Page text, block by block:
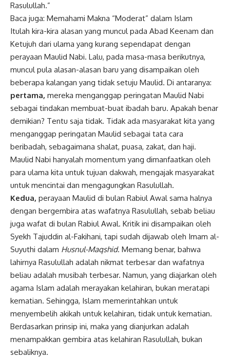
Rasulullah.”
Baca juga: Memahami Makna “Moderat” dalam Islam
Itulah kira-kira alasan yang muncul pada Abad Keenam dan
Ketujuh dari ulama yang kurang sependapat dengan
perayaan Maulid Nabi. Lalu, pada masa-masa berikutnya,
muncul pula alasan-alasan baru yang disampaikan oleh
beberapa kalangan yang tidak setuju Maulid. Di antaranya:
pertama, mereka menganggap peringatan Maulid Nabi
sebagai tindakan membuat-buat ibadah baru. Apakah benar
demikian? Tentu saja tidak. Tidak ada masyarakat kita yang
menganggap peringatan Maulid sebagai tata cara
beribadah, sebagaimana shalat, puasa, zakat, dan haji.
Maulid Nabi hanyalah momentum yang dimanfaatkan oleh
para ulama kita untuk tujuan dakwah, mengajak masyarakat
untuk mencintai dan mengagungkan Rasulullah.
Kedua, perayaan Maulid di bulan Rabiul Awal sama halnya
dengan bergembira atas wafatnya Rasulullah, sebab beliau
juga wafat di bulan Rabiul Awal. Kritik ini disampaikan oleh
Syekh Tajuddin al-Fakihani, tapi sudah dijawab oleh Imam al-
Suyuthi dalam Husnul-Maqshid. Memang benar, bahwa
lahirnya Rasulullah adalah nikmat terbesar dan wafatnya
beliau adalah musibah terbesar. Namun, yang diajarkan oleh
agama Islam adalah merayakan kelahiran, bukan meratapi
kematian. Sehingga, Islam memerintahkan untuk
menyembelih akikah untuk kelahiran, tidak untuk kematian.
Berdasarkan prinsip ini, maka yang dianjurkan adalah
menampakkan gembira atas kelahiran Rasulullah, bukan
sebaliknya.